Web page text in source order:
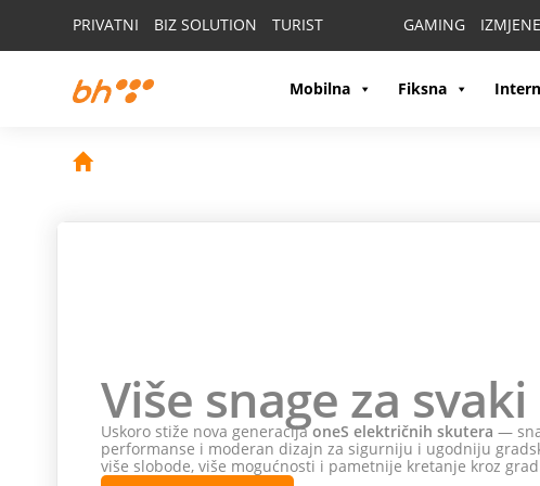
PRIVATNI BIZ SOLUTION TURIST GAMING
Mobilna Fiksna
Više snage za
Uskoro stiže nova generacijaoneS električnih skutera —
performanse i moderan dizajn za sigurniju i ugodniju
više slobode, više mogućnosti i pametnije kretanje kroz